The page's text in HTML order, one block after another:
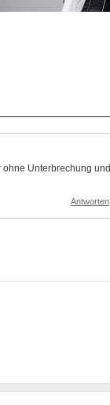
Unterbrechung und
Antworten